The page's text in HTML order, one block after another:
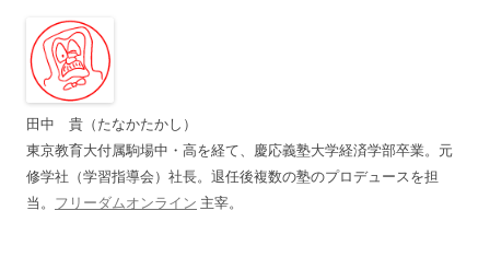
シ
ョ
ン
田中 貴（たなかたかし）
東京教育大付属駒場中・高を経て、慶応義塾大学経済学部卒業。元
修学社（学習指導会）社長。退任後複数の塾のプロデュースを担
当。 フリーダムオンライン 主宰。